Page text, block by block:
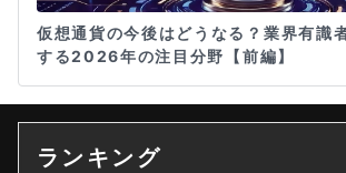
仮想通貨の今後はどうなる？業界有識
する2026年の注目分野【前編】
ランキング